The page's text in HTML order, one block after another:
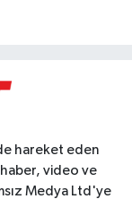
hareket eden
video ve
Medya Ltd'ye